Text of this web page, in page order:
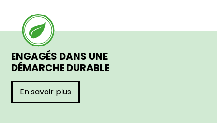
ENGAGÉS DANS UNE
DÉMARCHE DURABLE
En savoir plus